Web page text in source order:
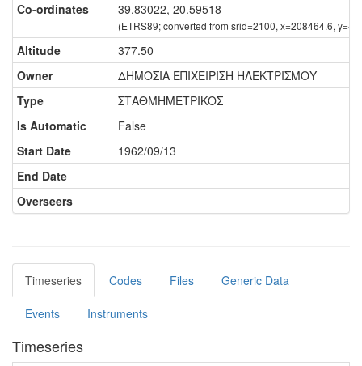
Co-ordinates
39.83022, 20.59518
(ETRS89; converted from srid=2100, x=208464.6,
Altitude
377.50
Owner
ΔΗΜΟΣΙΑ ΕΠΙΧΕΙΡΙΣΗ ΗΛΕΚΤΡΙΣΜΟΥ
Type
ΣΤΑΘΜΗΜΕΤΡΙΚΟΣ
Is Automatic
False
Start Date
1962/09/13
End Date
Overseers
Timeseries Codes Files Generic Data
Events Instruments
Timeseries